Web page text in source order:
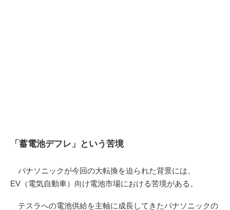
「蓄電池デフレ」という苦境
パナソニックが今回の大転換を迫られた背景には、
EV（電気自動車）向け電池市場における苦境がある。
テスラへの電池供給を主軸に成長してきたパナソニックの